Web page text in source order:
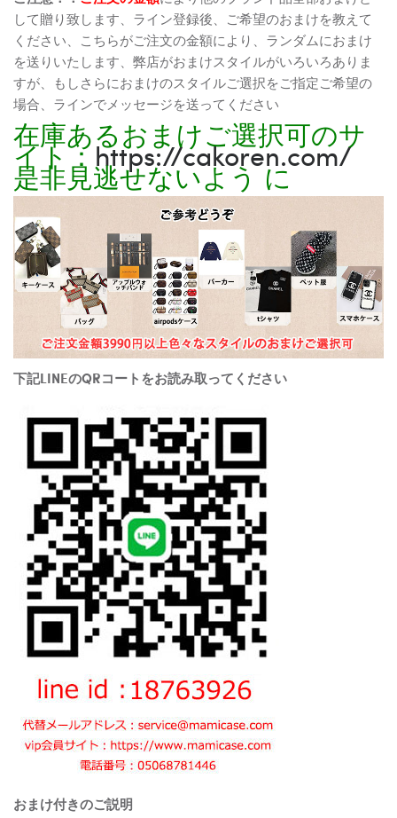
して贈り致します、ライン登録後、ご希望のおまけを教えて
ください、こちらがご注文の金額により、ランダムにおまけ
を送りいたします、弊店がおまけスタイルがいろいろありま
すが、もしさらにおまけのスタイルご選択をご指定ご希望の
場合、ラインでメッセージを送ってください
在庫あるおまけご選択可のサ
イト：https://cakoren.com/
是非見逃せないよう に
下記LINEのQRコートをお読み取ってください
おまけ付きのご説明